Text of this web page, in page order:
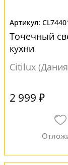
Точечный
кухни
Citilux
2 999 ₽